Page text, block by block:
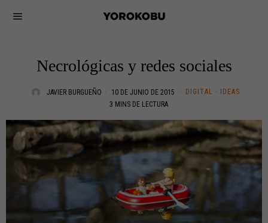
Necrológicas y redes sociales
JAVIER BURGUEÑO 10 DE JUNIO DE 2015 DIGITAL ·
IDEAS
3 MINS DE LECTURA